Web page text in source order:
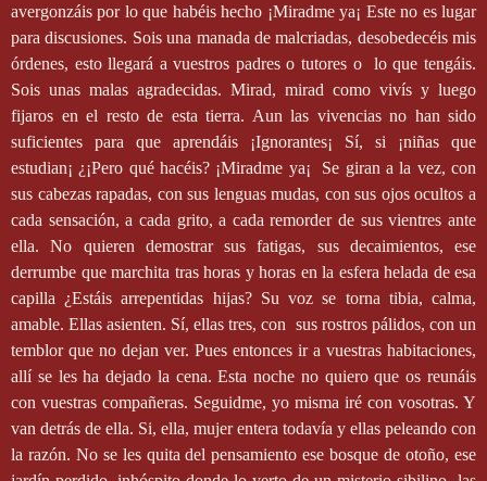
avergonzáis por lo que habéis hecho ¡Miradme ya¡ Este no es lugar
para discusiones. Sois una manada de malcriadas, desobedecéis mis
órdenes, esto llegará a vuestros padres o tutores o
lo que tengáis.
Sois unas malas agradecidas. Mirad, mirad como vivís y luego
fijaros en el resto de esta tierra. Aun las vivencias no han sido
suficientes para que aprendáis ¡Ignorantes¡ Sí, si ¡niñas que
estudian¡ ¿¡Pero qué hacéis? ¡Miradme ya¡
Se giran a la vez, con
sus cabezas rapadas, con sus lenguas mudas, con sus ojos ocultos a
cada sensación, a cada grito, a cada remorder de sus vientres ante
ella. No quieren demostrar sus fatigas, sus decaimientos, ese
derrumbe que marchita tras horas y horas en la esfera helada de esa
capilla ¿Estáis arrepentidas hijas? Su voz se torna tibia, calma,
amable. Ellas asienten. Sí, ellas tres, con sus rostros pálidos, con un
temblor que no dejan ver. Pues entonces ir a vuestras habitaciones,
allí se les ha dejado la cena. Esta noche no quiero que os reunáis
con vuestras compañeras. Seguidme, yo misma iré con vosotras. Y
van detrás de ella. Si, ella, mujer entera todavía y ellas peleando con
la razón. No se les quita del pensamiento ese bosque de otoño, ese